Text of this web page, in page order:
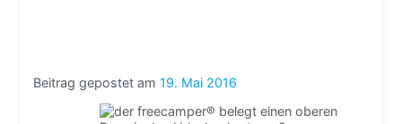
Beitrag gepostet am19. Mai 2016